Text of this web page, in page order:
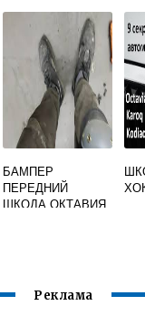
БЛОК
ПРЕДОХРАНИТЕЛ
БАМПЕР
ПЕРЕДНИЙ
ШКОДА ОКТАВИЯ
Реклама